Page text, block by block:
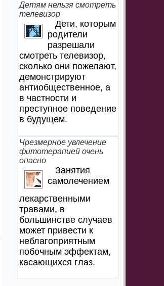
Детям нельзя смотреть
телевизор
Дети, которым
родители
разрешали
смотреть телевизор,
сколько они пожелают,
демонстрируют
антиобщественное, а
в частности и
преступное поведение
в будущем.
Чрезмерное увлечение
фитотерапией очень
опасно
Занятия
самолечением
лекарственными
травами, в
большинстве случаев
может привести к
неблагоприятным
побочным эффектам,
касающихся глаз.